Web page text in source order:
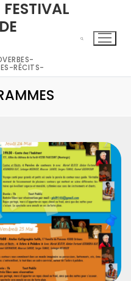
RÉCITS-